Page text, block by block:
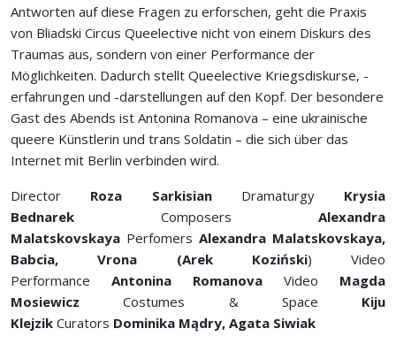
Antworten auf diese Fragen zu erforschen, geht die Praxis
von Bliadski Circus Queelective nicht von einem Diskurs des
Traumas aus, sondern von einer Performance der
Möglichkeiten. Dadurch stellt Queelective Kriegsdiskurse, -
erfahrungen und -darstellungen auf den Kopf. Der besondere
Gast des Abends ist Antonina Romanova – eine ukrainische
queere Künstlerin und trans Soldatin – die sich über das
Internet mit Berlin verbinden wird.
Director Roza SarkisianDramaturgy Krysia
Bednarek Composers Alexandra
Malatskovskaya Perfomers Alexandra Malatskovskaya,
Babcia, Vrona (Arek Koziński) Video
Performance Antonina Romanova Video Magda
Mosiewicz Costumes & Space Kiju
Klejzik Curators Dominika Mądry, Agata Siwiak